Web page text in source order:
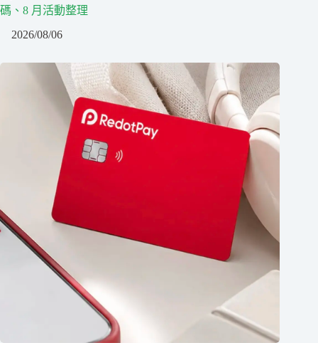
碼、8 月活動整理
2026/08/06